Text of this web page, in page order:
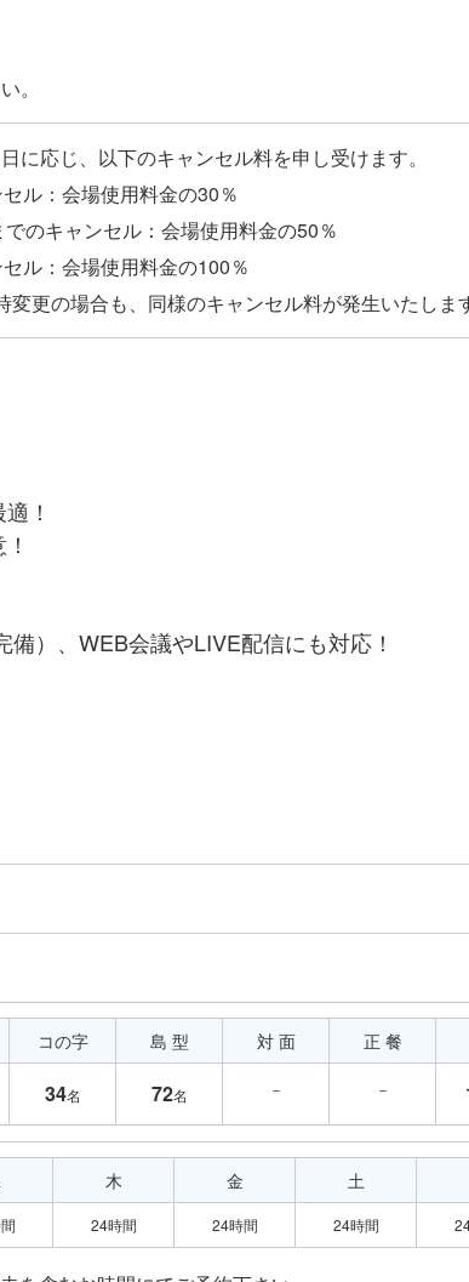
に応じ、以下のキャンセル料を申し受けます。
ル：会場使用料金の30％
のキャンセル：会場使用料金の50％
ル：会場使用料金の100％
！
）、WEB会議やLIVE配信にも対応！
コの字
34名
島 型
72名
対 面
－
正 餐
－
木
24時間
金
24時間
土
24時間